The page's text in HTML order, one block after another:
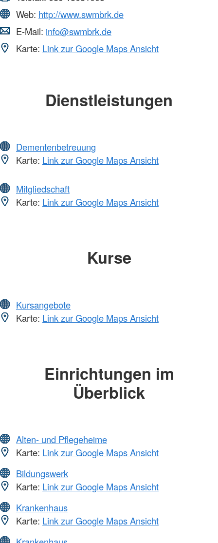
Web: http://www.swmbrk.de
E-Mail: info@swmbrk.de
Karte: Link zur Google Maps Ansicht
Dienstleistungen
Dementenbetreuung
Karte: Link zur Google Maps Ansicht
Mitgliedschaft
Karte: Link zur Google Maps Ansicht
Kurse
Kursangebote
Karte: Link zur Google Maps Ansicht
Einrichtungen im
Überblick
Alten- und Pflegeheime
Karte: Link zur Google Maps Ansicht
Bildungswerk
Karte: Link zur Google Maps Ansicht
Krankenhaus
Karte: Link zur Google Maps Ansicht